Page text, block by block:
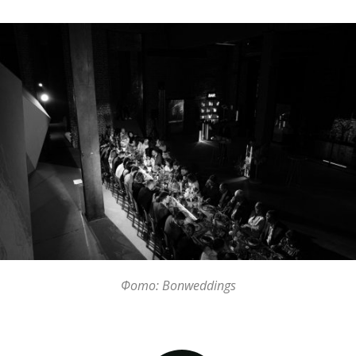
Фото: Bonweddings